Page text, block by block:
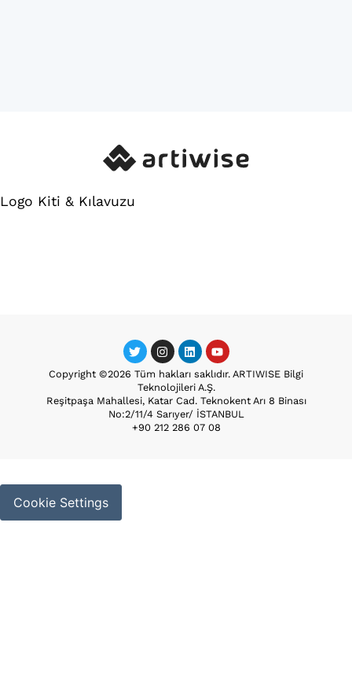
Logo Kiti & Kılavuzu
Copyright ©2026 Tüm hakları saklıdır. ARTIWISE Bilgi
Teknolojileri A.Ş.
Reşitpaşa Mahallesi, Katar Cad. Teknokent Arı 8 Binası
No:2/11/4 Sarıyer/ İSTANBUL
+90 212 286 07 08
Cookie Settings